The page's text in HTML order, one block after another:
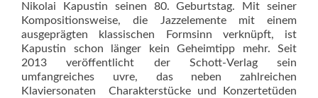
Nikolai Kapustin seinen 80. Geburtstag. Mit seiner
Kompositionsweise, die Jazzelemente mit einem
ausgeprägten klassischen Formsinn verknüpft, ist
Kapustin schon länger kein Geheimtipp mehr. Seit
2013 veröffentlicht der Schott-Verlag sein
umfangreiches uvre, das neben zahlreichen
Klaviersonaten Charakterstücke und Konzert­etüden